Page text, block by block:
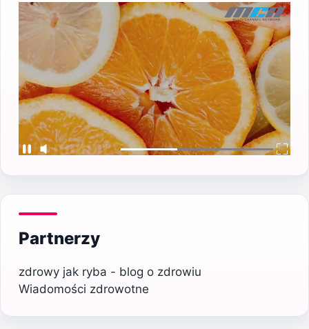
Partnerzy
zdrowy jak ryba - blog o zdrowiu
Wiadomości zdrowotne